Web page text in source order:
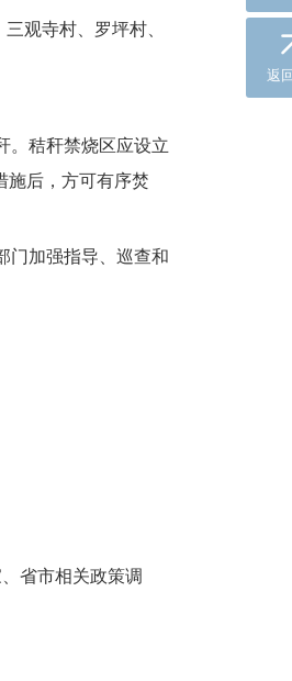
观寺村、罗坪村、
。秸秆禁烧区应设立
施后，方可有序焚
门加强指导、巡查和
省市相关政策调
返